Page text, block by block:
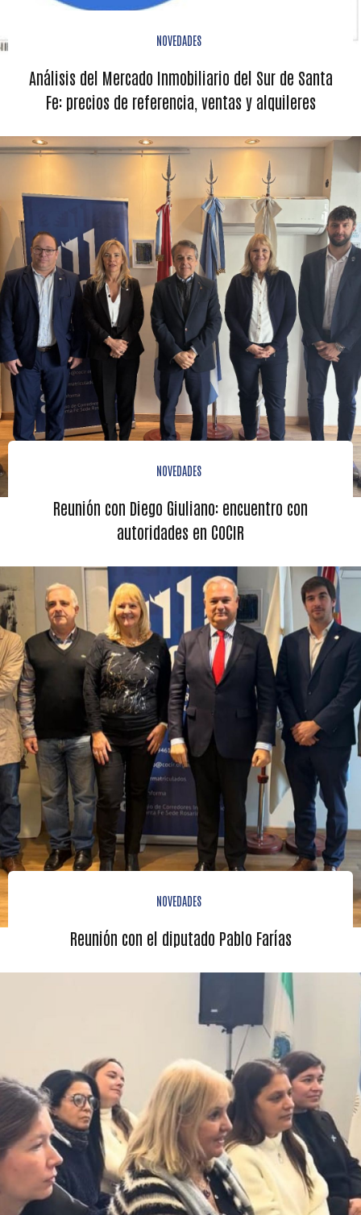
NOVEDADES
Análisis del Mercado Inmobiliario del Sur de Santa
Fe: precios de referencia, ventas y alquileres
NOVEDADES
Reunión con Diego Giuliano: encuentro con
autoridades en COCIR
NOVEDADES
Reunión con el diputado Pablo Farías